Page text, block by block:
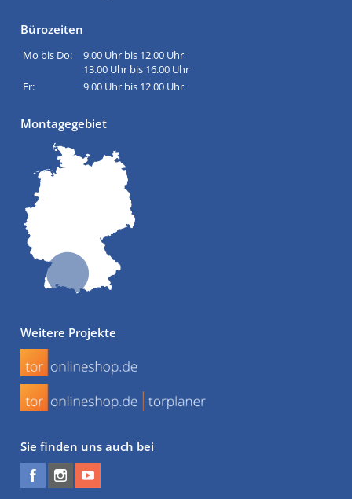
Bürozeiten
Mo bis Do:
9.00 Uhr bis 12.00 Uhr
13.00 Uhr bis 16.00 Uhr
Fr:
9.00 Uhr bis 12.00 Uhr
Montagegebiet
Weitere Projekte
Sie finden uns auch bei